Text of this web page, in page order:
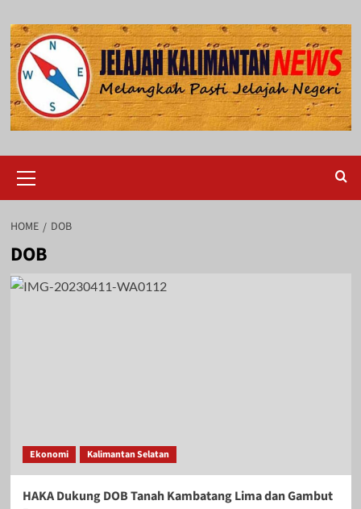
to
content
Menu
HOME DOB
DOB
Ekonomi Kalimantan Selatan
HAKA Dukung DOB Tanah Kambatang Lima dan Gambut